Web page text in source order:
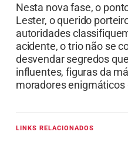
Nesta nova fase, o
Lester, o querido
autoridades
acidente, o trio não se
desvendar segredos
influentes, figuras da
moradores enigmáticos
LINKS RELACIONADOS